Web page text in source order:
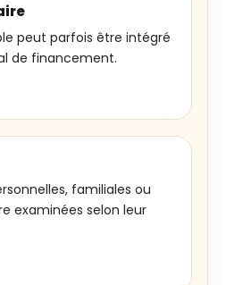
peut parfois être intégré
de financement.
familiales ou
examinées selon leur